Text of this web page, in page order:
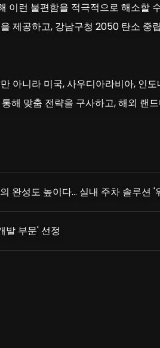
이런 불편함을 적극적으로 해소할
제공하고, 강남구청 2050 탄소 중
아니라 미국, 사우디아라비아, 인
해 맞춤 전략을 구사하고, 해외 랜
완성도 높이다... 실내 주차 솔루션
발 부문' 선정